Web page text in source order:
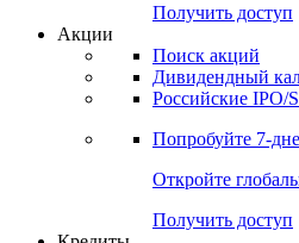
Попробуйте7-
Откройте
Получить доступ
Поиск акций
Российские IPO/
Попробуйте7-